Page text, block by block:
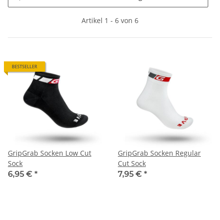
Artikel 1 - 6 von 6
BESTSELLER
GripGrab Socken Low Cut
Sock
6,95 € *
GripGrab Socken Regular
Cut Sock
7,95 € *